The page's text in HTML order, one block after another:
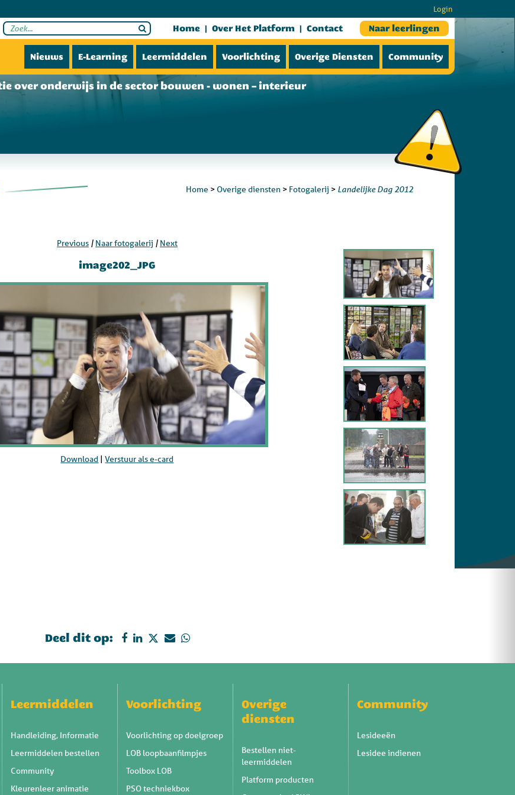
Login
Home Over Het Platform Contact Naar leerlingen
Nieuws E-Learning Leermiddelen Voorlichting Overige Diensten Community
over onderwijs in de sector bouwen - wonen – interieur
Home > Overige diensten > Fotogalerij > Landelijke Dag 2012
Previous | Naar fotogalerij | Next
image202_JPG
Download |Verstuur als e-card
Deel dit op:
Leermiddelen
Handleiding, Informatie
Leermiddelen bestellen
Community
Kleurenleer animatie
Voorlichting
Voorlichting op doelgroep
LOB loopbaanfilmpjes
Toolbox LOB
PSO techniekbox
Overige
diensten
Bestellen niet-
leermiddelen
Platform producten
Community
Lesideeën
Lesidee indienen